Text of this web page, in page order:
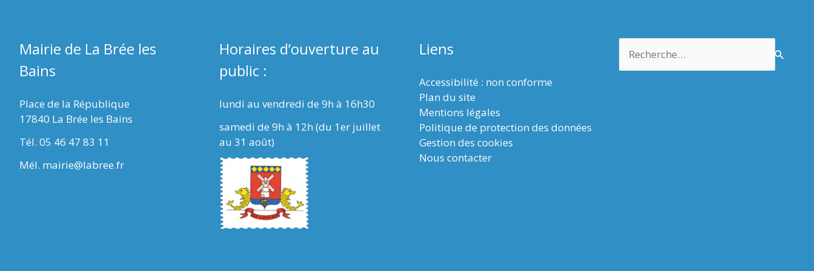
Mairie de La Brée les
Bains
Place de la République
17840 La Brée les Bains
Tél. 05 46 47 83 11
Mél. mairie@labree.fr
Horaires d’ouverture au
public :
lundi au vendredi de 9h à 16h30
samedi de 9h à 12h (du 1er juillet
au 31 août)
Liens
Accessibilité : non conforme
Plan du site
Mentions légales
Politique de protection des données
Gestion des cookies
Nous contacter